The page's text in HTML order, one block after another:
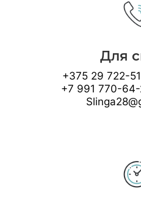
Для
+375 29 722-
+7 991 770-